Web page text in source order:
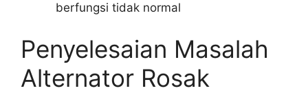
berfungsi tidak normal
Penyelesaian Masalah
Alternator Rosak